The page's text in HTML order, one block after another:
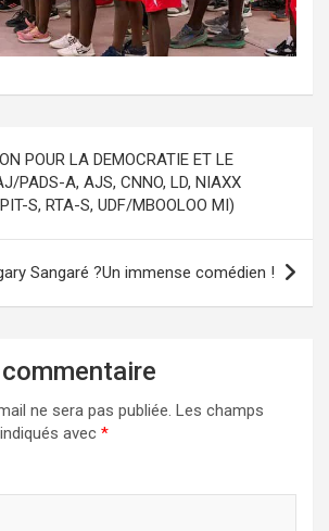
POUR LA DEMOCRATIE ET LE
PADS-A, AJS, CNNO, LD, NIAXX
S, RTA-S, UDF/MBOOLOO MI)
Sangaré ?Un immense comédien !
ne sera pas publiée. Les champs
avec *